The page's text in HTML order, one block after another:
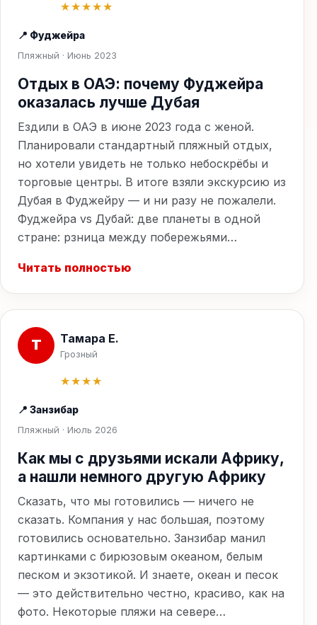
★★★★★
📍 Фуджейра
Пляжный · Июнь 2023
Отдых в ОАЭ: почему Фуджейра
оказалась лучше Дубая
Ездили в ОАЭ в июне 2023 года с женой.
Планировали стандартный пляжный отдых,
но хотели увидеть не только небоскрёбы и
торговые центры. В итоге взяли экскурсию из
Дубая в Фуджейру — и ни разу не пожалели.
Фуджейра vs Дубай: две планеты в одной
стране: рзница между побережьями…
Читать полностью
Т Тамара Е.
Грозный
★★★★
📍 Занзибар
Пляжный · Июль 2026
Как мы с друзьями искали Африку,
а нашли немного другую Африку
Сказать, что мы готовились — ничего не
сказать. Компания у нас большая, поэтому
готовились основательно. Занзибар манил
картинками с бирюзовым океаном, белым
песком и экзотикой. И знаете, океан и песок
— это действительно честно, красиво, как на
фото. Некоторые пляжи на севере…